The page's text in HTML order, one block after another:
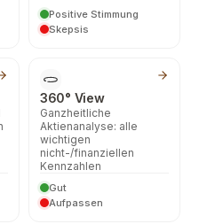
Positive Stimmung
Skepsis
360° View
Ganzheitliche
Aktienanalyse: alle
wichtigen
nicht-/finanziellen
Kennzahlen
Gut
Aufpassen